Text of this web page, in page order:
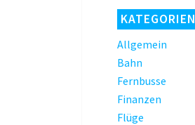
KATEGORIEN
Allgemein
Bahn
Fernbusse
Finanzen
Flüge